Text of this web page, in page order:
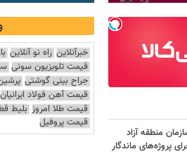
منطقه آزاد
پروژه‌های ماندگار
خبرآنلاین راه نو آنلاین
قیمت تلویزیون سونی
جراح بینی گوشتی
قیمت آهن فولاد ایرانیان
قیمت طلا امروز بلیط
قیمت پروفیل